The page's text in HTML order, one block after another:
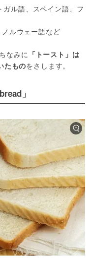
ル語、スペイン語、フ
ルウェー語など
なみに 「トースト」は
たものをさします。
」